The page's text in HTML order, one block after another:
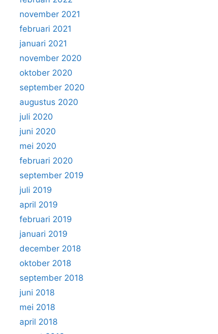
november 2021
februari 2021
januari 2021
november 2020
oktober 2020
september 2020
augustus 2020
juli 2020
juni 2020
mei 2020
februari 2020
september 2019
juli 2019
april 2019
februari 2019
januari 2019
december 2018
oktober 2018
september 2018
juni 2018
mei 2018
april 2018